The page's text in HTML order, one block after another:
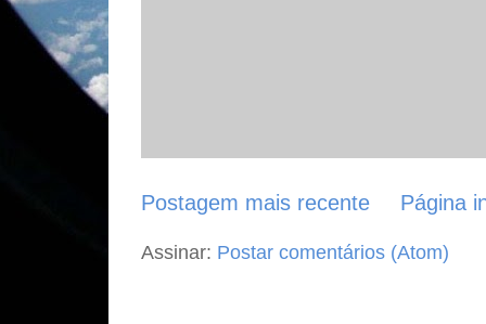
Postagem mais recente Página
Assinar: Postar comentários (Atom)